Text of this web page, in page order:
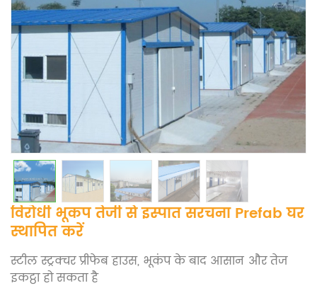
विरोधी भूकंप तेजी से इस्पात संरचना Prefab घर
स्थापित करें
स्टील स्ट्रक्चर प्रीफेब हाउस, भूकंप के बाद आसान और तेज
इकट्ठा हो सकता है